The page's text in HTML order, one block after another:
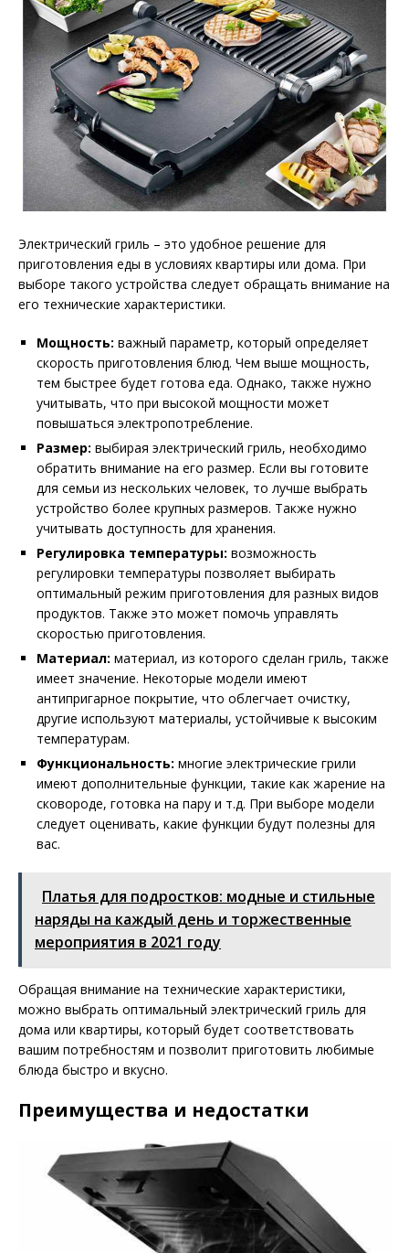
Электрический гриль – это удобное решение для
приготовления еды в условиях квартиры или дома. При
выборе такого устройства следует обращать внимание на
его технические характеристики.
Мощность: важный параметр, который определяет
скорость приготовления блюд. Чем выше мощность,
тем быстрее будет готова еда. Однако, также нужно
учитывать, что при высокой мощности может
повышаться электропотребление.
Размер: выбирая электрический гриль, необходимо
обратить внимание на его размер. Если вы готовите
для семьи из нескольких человек, то лучше выбрать
устройство более крупных размеров. Также нужно
учитывать доступность для хранения.
Регулировка температуры: возможность
регулировки температуры позволяет выбирать
оптимальный режим приготовления для разных видов
продуктов. Также это может помочь управлять
скоростью приготовления.
Материал: материал, из которого сделан гриль, также
имеет значение. Некоторые модели имеют
антипригарное покрытие, что облегчает очистку,
другие используют материалы, устойчивые к высоким
температурам.
Функциональность: многие электрические грили
имеют дополнительные функции, такие как жарение на
сковороде, готовка на пару и т.д. При выборе модели
следует оценивать, какие функции будут полезны для
вас.
Платья для подростков: модные и стильные
наряды на каждый день и торжественные
мероприятия в 2021 году
Обращая внимание на технические характеристики,
можно выбрать оптимальный электрический гриль для
дома или квартиры, который будет соответствовать
вашим потребностям и позволит приготовить любимые
блюда быстро и вкусно.
Преимущества и недостатки